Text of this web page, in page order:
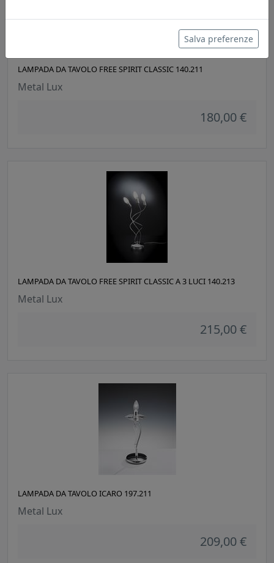
LAMPADA DA TAVOLO FREE SPIRIT CLASSIC 140.211
Metal Lux
180,00 €
LAMPADA DA TAVOLO FREE SPIRIT CLASSIC A 3 LUCI 140.213
Metal Lux
215,00 €
LAMPADA DA TAVOLO ICARO 197.211
Metal Lux
209,00 €
Salva preferenze